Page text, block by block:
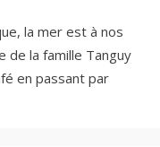
la mer est à nos
de la famille Tanguy
en passant par